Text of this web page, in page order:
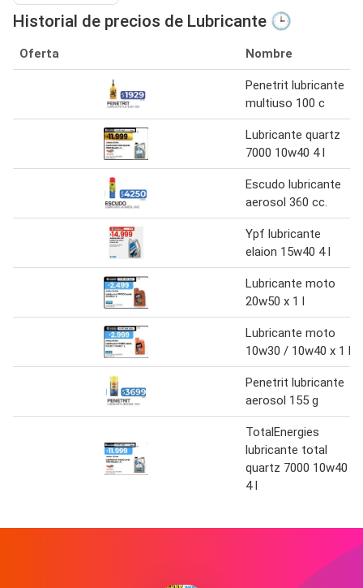
Historial de precios de Lubricante 🕒
Oferta Nombre
Penetrit lubricante
multiuso 100 c
Lubricante quartz
7000 10w40 4 l
Escudo lubricante
aerosol 360 cc.
Ypf lubricante
elaion 15w40 4 l
Lubricante moto
20w50 x 1 l
Lubricante moto
10w30 / 10w40 x 1 l
Penetrit lubricante
aerosol 155 g
TotalEnergies
lubricante total
quartz 7000 10w40
4 l